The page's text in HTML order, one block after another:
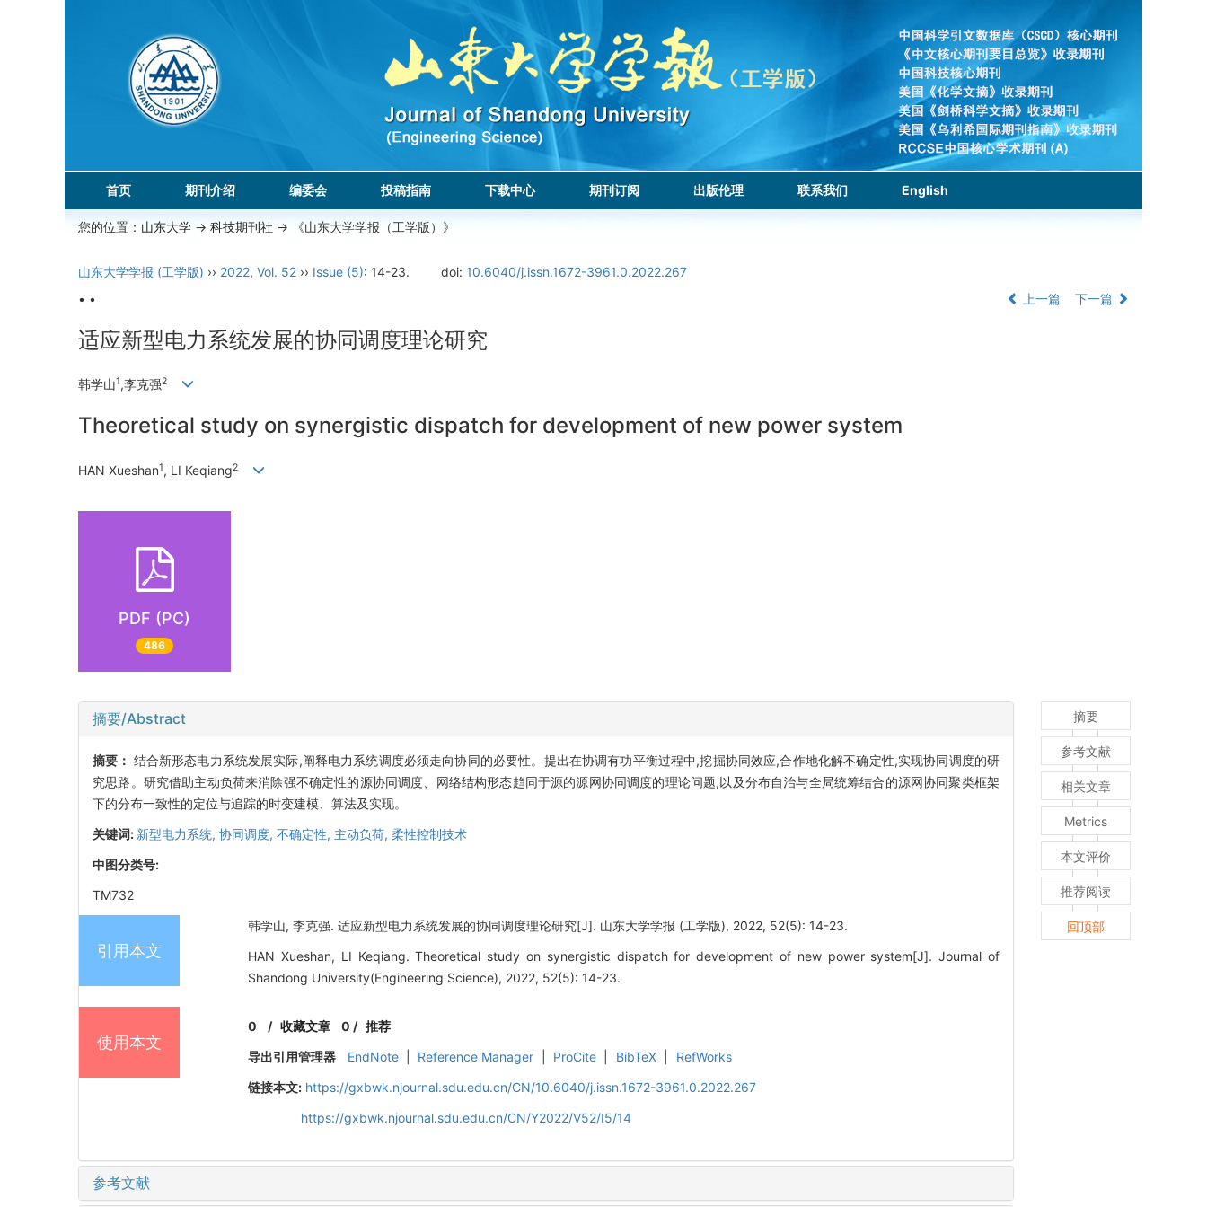
首页 期刊介绍 编委会 投稿指南 下载中心 期刊订阅 出版伦理 联系我们 English
您的位置： 山东大学 -> 科技期刊社 -> 《山东大学学报（工学版）》
山东大学学报 (工学版) ›› 2022, Vol. 52 ›› Issue (5): 14-23. doi: 10.6040/j.issn.1672-3961.0.2022.267
• •
上一篇 下一篇
适应新型电力系统发展的协同调度理论研究
韩学山1,李克强2
Theoretical study on synergistic dispatch for development of new power system
HAN Xueshan1, LI Keqiang2
PDF (PC)
486
摘要/Abstract
摘要： 结合新形态电力系统发展实际,阐释电力系统调度必须走向协同的必要性。提出在协调有功平衡过程中,挖掘协同效应,合作地化解不确定性,实现协同调度的研
究思路。研究借助主动负荷来消除强不确定性的源协同调度、网络结构形态趋同于源的源网协同调度的理论问题,以及分布自治与全局统筹结合的源网协同聚类框架
下的分布一致性的定位与追踪的时变建模、算法及实现。
关键词: 新型电力系统, 协同调度, 不确定性, 主动负荷, 柔性控制技术
中图分类号:
TM732
引用本文
韩学山, 李克强. 适应新型电力系统发展的协同调度理论研究[J]. 山东大学学报 (工学版), 2022, 52(5): 14-23.
HAN Xueshan, LI Keqiang. Theoretical study on synergistic dispatch for development of new power system[J]. Journal of
Shandong University(Engineering Science), 2022, 52(5): 14-23.
使用本文
0 /收藏文章 0 / 推荐
导出引用管理器
EndNote Reference Manager ProCite BibTeX
RefWorks
链接本文: https://gxbwk.njournal.sdu.edu.cn/CN/10.6040/j.issn.1672-3961.0.2022.267
https://gxbwk.njournal.sdu.edu.cn/CN/Y2022/V52/I5/14
参考文献
摘要
参考文献
相关文章
Metrics
本文评价
推荐阅读
回顶部